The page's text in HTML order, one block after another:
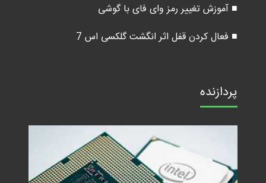
■ آموزش تغییر رمز وای فای با گوشی
■ فعال کردن قفل اثر انگشت گلکسی اس 7
پردازنده